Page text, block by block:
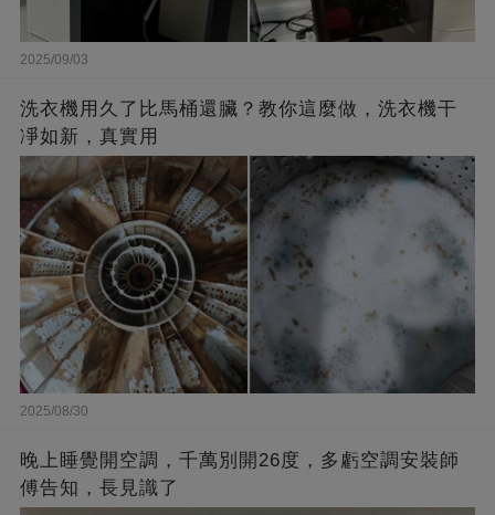
2025/09/03
洗衣機用久了比馬桶還臟？教你這麼做，洗衣機干
凈如新，真實用
2025/08/30
晚上睡覺開空調，千萬別開26度，多虧空調安裝師
傅告知，長見識了